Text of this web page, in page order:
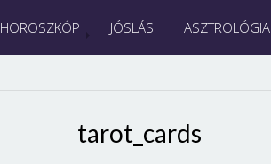
HOROSZKÓP JÓSLÁS ASZTROLÓGIA
tarot_cards